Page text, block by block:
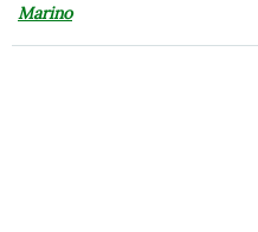
Marino